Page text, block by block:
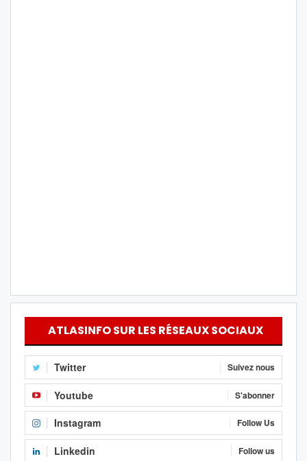
ATLASINFO SUR LES RÉSEAUX SOCIAUX
Twitter Suivez nous
Youtube S'abonner
Instagram Follow Us
Linkedin Follow us